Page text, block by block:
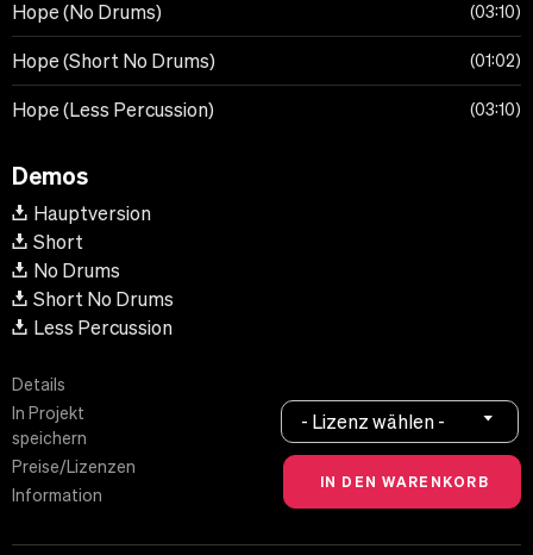
Hope (No Drums) 03:10
Hope (Short No Drums) 01:02
Hope (Less Percussion) 03:10
Demos
Hauptversion
Short
No Drums
Short No Drums
Less Percussion
Details
In Projekt
speichern
Preise/Lizenzen
Information
- Lizenz wählen -